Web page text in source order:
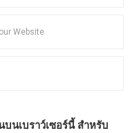
นเบราว์เซอร์นี้ สำหรับ